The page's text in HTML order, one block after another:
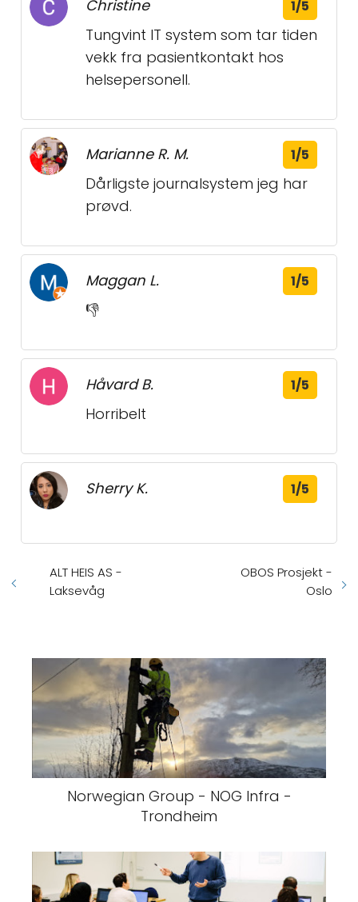
Christine 1/5
Tungvint IT system som tar tiden
vekk fra pasientkontakt hos
helsepersonell.
Marianne R. M. 1/5
Dårligste journalsystem jeg har
prøvd.
Maggan L. 1/5
👎
Håvard B. 1/5
Horribelt
Sherry K. 1/5
ALT HEIS AS -
Laksevåg
OBOS Prosjekt -
Oslo
Norwegian Group - NOG Infra -
Trondheim